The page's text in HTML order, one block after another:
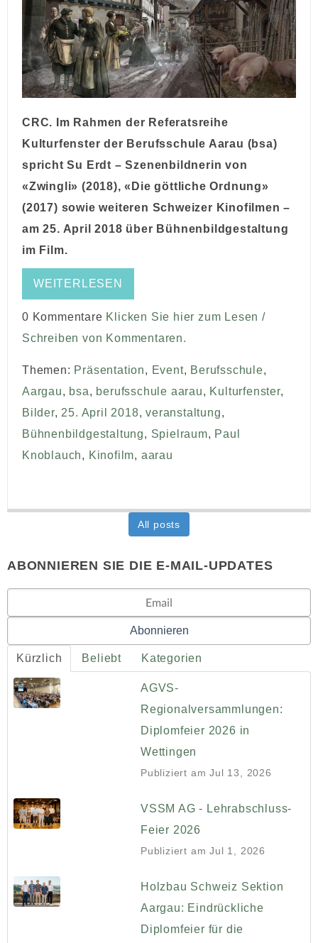
CRC. Im Rahmen der Referatsreihe
Kulturfensterder Berufsschule Aarau (bsa)
spricht Su Erdt – Szenenbildnerin von
«Zwingli» (2018), «Die göttliche Ordnung»
(2017) sowie weiteren Schweizer Kinofilmen –
am 25. April 2018 über Bühnenbildgestaltung
im Film.
WEITERLESEN
0 Kommentare Klicken Sie hier zum Lesen /
Schreiben von Kommentaren.
Themen: Präsentation, Event, Berufsschule,
Aargau, bsa, berufsschule aarau, Kulturfenster,
Bilder, 25. April 2018,veranstaltung,
Bühnenbildgestaltung, Spielraum, Paul
Knoblauch, Kinofilm, aarau
All posts
ABONNIEREN SIE DIE E-MAIL-UPDATES
Kürzlich Beliebt Kategorien
AGVS-
Regionalversammlungen:
Diplomfeier 2026 in
Wettingen
Publiziert am Jul 13, 2026
VSSM AG - Lehrabschluss-
Feier 2026
Publiziert am Jul 1, 2026
Holzbau Schweiz Sektion
Aargau: Eindrückliche
Diplomfeier für die